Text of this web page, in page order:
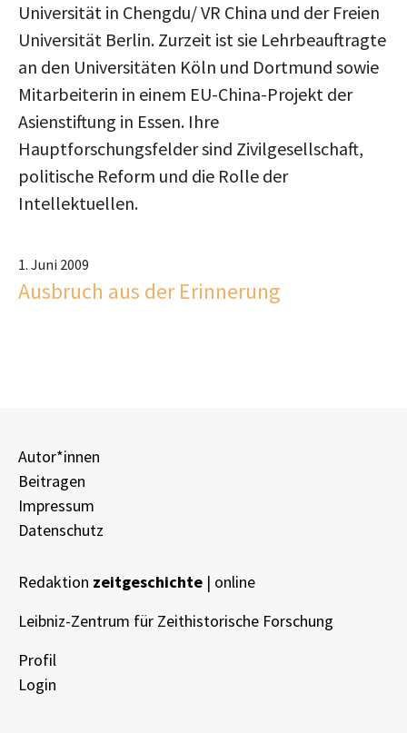
Universität in Chengdu/ VR China und der Freien
Universität Berlin. Zurzeit ist sie Lehrbeauftragte
an den Universitäten Köln und Dortmund sowie
Mitarbeiterin in einem EU-China-Projekt der
Asienstiftung in Essen. Ihre
Hauptforschungsfelder sind Zivilgesellschaft,
politische Reform und die Rolle der
Intellektuellen.
1. Juni 2009
Ausbruch aus der Erinnerung
Autor*innen
Beitragen
Impressum
Datenschutz
Redaktion zeitgeschichte | online
Leibniz-Zentrum für Zeithistorische Forschung
Profil
Login